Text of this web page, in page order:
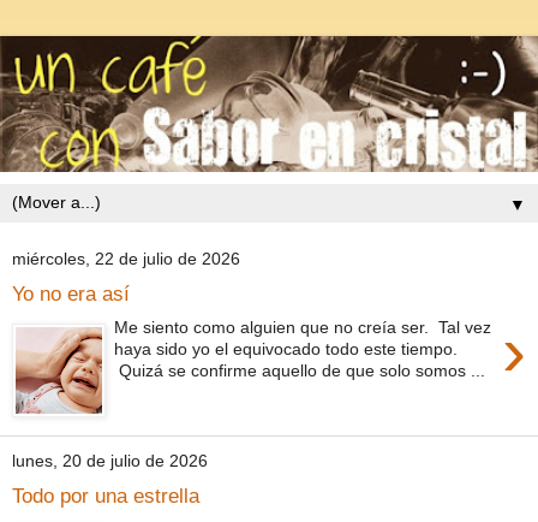
▼
miércoles, 22 de julio de 2026
Yo no era así
›
Me siento como alguien que no creía ser. Tal vez
haya sido yo el equivocado todo este tiempo.
Quizá se confirme aquello de que solo somos ...
lunes, 20 de julio de 2026
Todo por una estrella